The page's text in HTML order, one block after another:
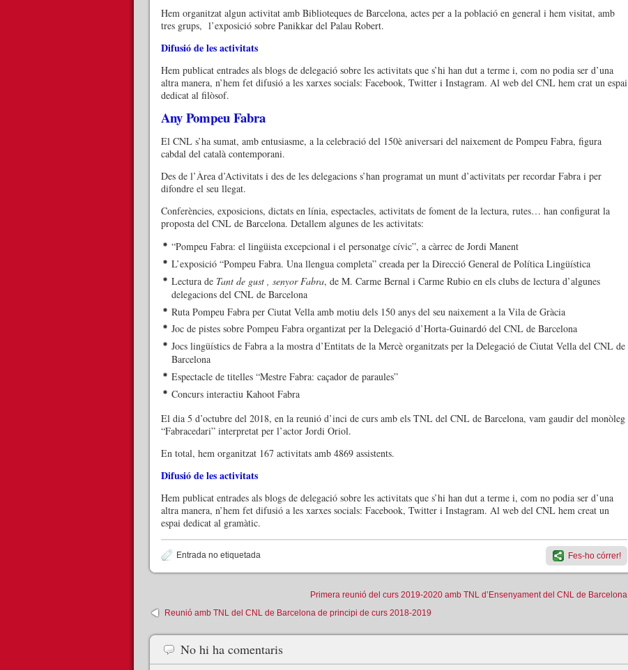
Hem organitzat algun activitat amb Biblioteques de Barcelona, actes per a la població en general i hem visitat, amb
tres grups, l’exposició sobre Panikkar del Palau Robert.
Difusió de les activitats
Hem publicat entrades als blogs de delegació sobre les activitats que s’hi han dut a terme i, com no podia ser d’una
altra manera, n’hem fet difusió a les xarxes socials: Facebook, Twitter i Instagram. Al web del CNL hem crat un espai
dedicat al filòsof.
Any Pompeu Fabra
El CNL s’ha sumat, amb entusiasme, a la celebració del 150è aniversari del naixement de Pompeu Fabra, figura
cabdal del català contemporani.
Des de l’Àrea d’Activitats i des de les delegacions s’han programat un munt d’activitats per recordar Fabra i per
difondre el seu llegat.
Conferències, exposicions, dictats en línia, espectacles, activitats de foment de la lectura, rutes… han configurat la
proposta del CNL de Barcelona. Detallem algunes de les activitats:
“Pompeu Fabra: el lingüista excepcional i el personatge cívic”, a càrrec de Jordi Manent
L’exposició “Pompeu Fabra. Una llengua completa” creada per la Direcció General de Política Lingüística
Lectura de Tant de gust , senyor Fabra, de M. Carme Bernal i Carme Rubio en els clubs de lectura d’algunes
delegacions del CNL de Barcelona
Ruta Pompeu Fabra per Ciutat Vella amb motiu dels 150 anys del seu naixement a la Vila de Gràcia
Joc de pistes sobre Pompeu Fabra organtizat per la Delegació d’Horta-Guinardó del CNL de Barcelona
Jocs lingüístics de Fabra a la mostra d’Entitats de la Mercè organitzats per la Delegació de Ciutat Vella del CNL de
Barcelona
Espectacle de titelles “Mestre Fabra: caçador de paraules”
Concurs interactiu Kahoot Fabra
El dia 5 d’octubre del 2018, en la reunió d’inci de curs amb els TNL del CNL de Barcelona, vam gaudir del monòleg
“Fabracedari” interpretat per l’actor Jordi Oriol.
En total, hem organitzat 167 activitats amb 4869 assistents.
Difusió de les activitats
Hem publicat entrades als blogs de delegació sobre les activitats que s’hi han dut a terme i, com no podia ser d’una
altra manera, n’hem fet difusió a les xarxes socials: Facebook, Twitter i Instagram. Al web del CNL hem creat un
espai dedicat al gramàtic.
Entrada no etiquetada Fes-ho córrer!
Primera reunió del curs 2019-2020 amb TNL d’Ensenyament del CNL de Barcelona
Reunió amb TNL del CNL de Barcelona de principi de curs 2018-2019
No hi ha comentaris